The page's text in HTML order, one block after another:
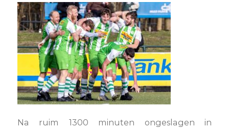
Na ruim 1300 minuten ongeslagen in